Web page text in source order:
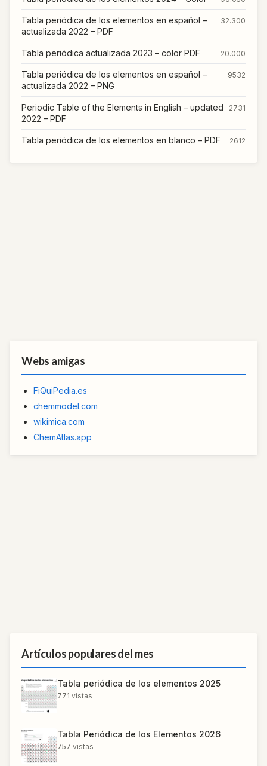
Tabla periódica de los elementos en español –
actualizada 2022 – PDF
32.300
Tabla periódica actualizada 2023 – color PDF 20.000
Tabla periódica de los elementos en español –
actualizada 2022 – PNG
9532
Periodic Table of the Elements in English – updated
2022 – PDF
2731
Tabla periódica de los elementos en blanco – PDF 2612
Webs amigas
FiQuiPedia.es
chemmodel.com
wikimica.com
ChemAtlas.app
Artículos populares del mes
Tabla periódica de los elementos 2025
771 vistas
Tabla Periódica de los Elementos 2026
757 vistas